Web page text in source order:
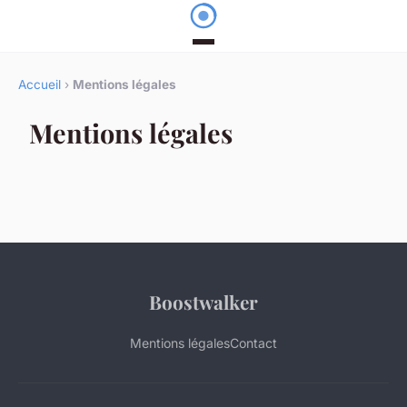
Accueil › Mentions légales
Mentions légales
Boostwalker
Mentions légalesContact